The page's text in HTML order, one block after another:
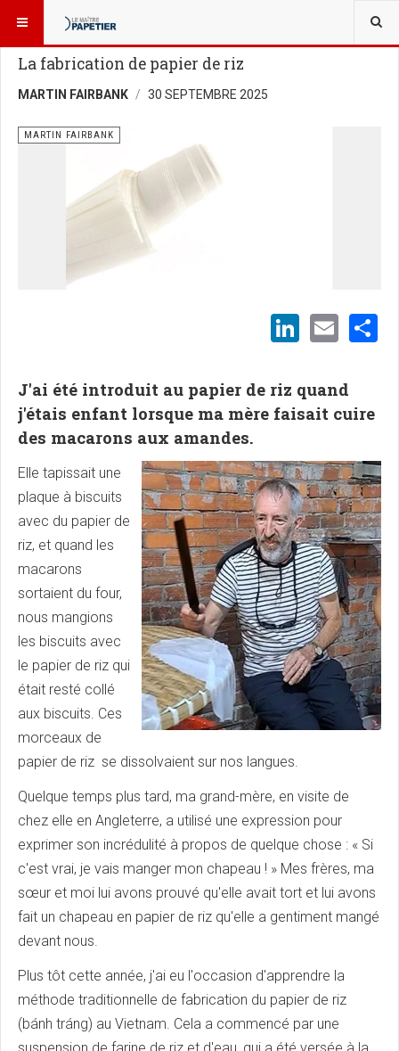
VOUS ÊTES ICI :
La fabrication de papier de riz
MARTIN FAIRBANK 30 SEPTEMBRE 2025
MARTIN FAIRBANK
J'ai été introduit au papier de riz quand
j'étais enfant lorsque ma mère faisait cuire
des macarons aux amandes.
Elle tapissait une
plaque à biscuits
avec du papier de
riz, et quand les
macarons
sortaient du four,
nous mangions
les biscuits avec
le papier de riz qui
était resté collé
aux biscuits. Ces
morceaux de
papier de riz se dissolvaient sur nos langues.
Quelque temps plus tard, ma grand-mère, en visite de
chez elle en Angleterre, a utilisé une expression pour
exprimer son incrédulité à propos de quelque chose : « Si
c'est vrai, je vais manger mon chapeau ! » Mes frères, ma
sœur et moi lui avons prouvé qu'elle avait tort et lui avons
fait un chapeau en papier de riz qu'elle a gentiment mangé
devant nous.
Plus tôt cette année, j'ai eu l'occasion d'apprendre la
méthode traditionnelle de fabrication du papier de riz
(bánh tráng) au Vietnam. Cela a commencé par une